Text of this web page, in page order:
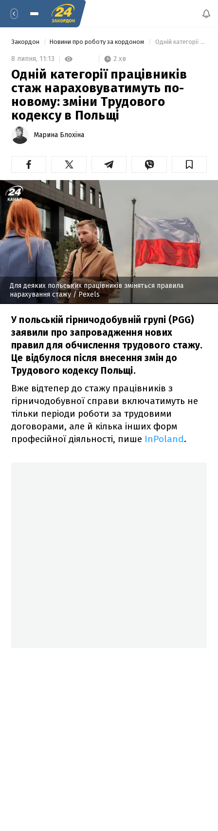
Закордон Новини про роботу за кордоном Одній категорії працівників стаж нараховуватимуть по-новому: зміни Трудового кодексу в Польщі
8 липня, 11:13 2 хв
Одній категорії працівників
стаж нараховуватимуть по-
новому: зміни Трудового
кодексу в Польщі
Марина Блохіна
Для деяких польських працівників зміняться правила
нарахування стажу / Pexels
У польській гірничодобувній групі (PGG)
заявили про запровадження нових
правил для обчислення трудового стажу.
Це відбулося після внесення змін до
Трудового кодексу Польщі.
Вже відтепер до стажу працівників з
гірничодобувної справи включатимуть не
тільки періоди роботи за трудовими
договорами, але й кілька інших форм
професійної діяльності, пише InPoland.